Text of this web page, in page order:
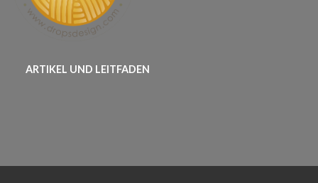
ARTIKEL UND LEITFADEN